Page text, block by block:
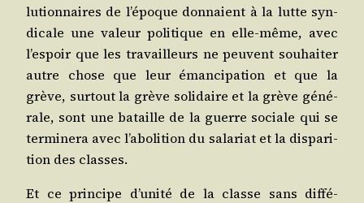
lu­tion­naires de l’é­poque don­naient à la lutte syn­
di­cale une valeur poli­tique en elle-même, avec
l’es­poir que les tra­vailleurs ne peuvent sou­hai­ter
autre chose que leur éman­ci­pa­tion et que la
grève, sur­tout la grève soli­daire et la grève géné­
rale, sont une bataille de la guerre sociale qui se
ter­mi­ne­ra avec l’a­bo­li­tion du sala­riat et la dis­pa­ri­
tion des classes.
Et ce prin­cipe d’u­ni­té de la classe sans dif­fé­